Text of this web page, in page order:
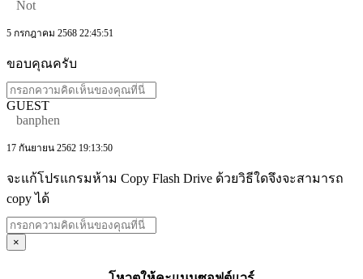
Not
5 กรกฎาคม 2568 22:45:51
ขอบคุณครับ
GUEST
banphen
17 กันยายน 2562 19:13:50
จะแก้โปรแกรมห้าม Copy Flash Drive ด้วยวิธีใดจึงจะสามารถ
copy ได้
×